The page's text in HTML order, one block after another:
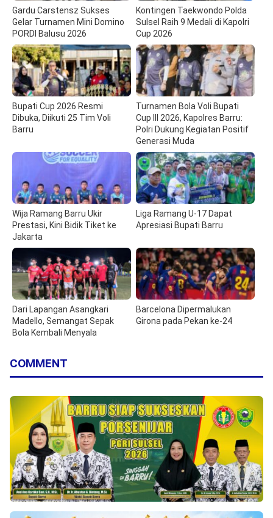
Gardu Carstensz Sukses
Gelar Turnamen Mini Domino
PORDI Balusu 2026
Kontingen Taekwondo Polda
Sulsel Raih 9 Medali di Kapolri
Cup 2026
Bupati Cup 2026 Resmi
Dibuka, Diikuti 25 Tim Voli
Barru
Turnamen Bola Voli Bupati
Cup III 2026, Kapolres Barru:
Polri Dukung Kegiatan Positif
Generasi Muda
Wija Ramang Barru Ukir
Prestasi, Kini Bidik Tiket ke
Jakarta
Liga Ramang U-17 Dapat
Apresiasi Bupati Barru
Dari Lapangan Asangkari
Madello, Semangat Sepak
Bola Kembali Menyala
Barcelona Dipermalukan
Girona pada Pekan ke-24
COMMENT